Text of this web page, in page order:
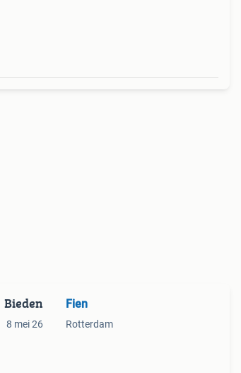
Bieden
8 mei 26
Fien
Rotterdam